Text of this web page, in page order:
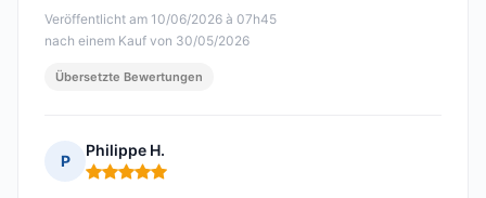
Veröffentlicht am 10/06/2026 à 07h45
nach einem Kauf von 30/05/2026
Übersetzte Bewertungen
P
Philippe H.
Hinweis: 5 von 5